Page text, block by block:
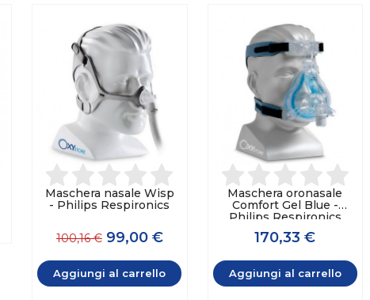
Maschera nasale Wisp
- Philips Respironics
100,16 € 99,00 €
Aggiungi al carrello
Maschera oronasale
Comfort Gel Blue -
Philips Respironics
170,33 €
Aggiungi al carrello